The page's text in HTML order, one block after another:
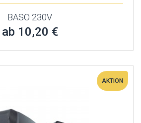
BASO 230V
ab 10,20 €
AKTION